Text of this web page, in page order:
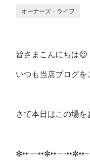
オーナーズ・ライフ
皆さまこんにちは😌
いつも当店ブログを
さて本日はこの場